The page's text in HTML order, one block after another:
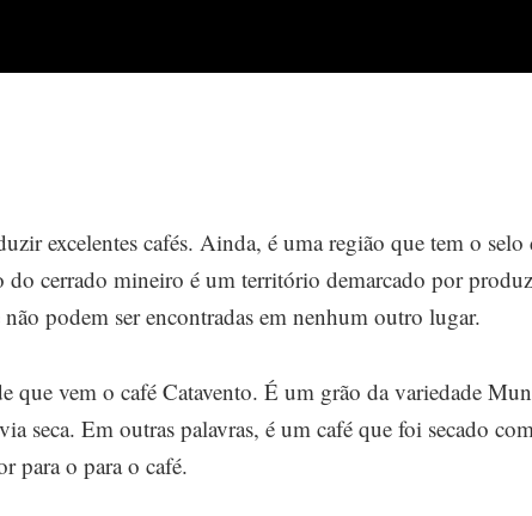
excelentes cafés. Ainda, é uma região que tem o selo
do cerrado mineiro é um território demarcado por
podem ser encontradas em nenhum outro lugar.
que vem o café Catavento. É um grão da variedade
seca. Em outras palavras, é um café que foi secado
para o para o café.